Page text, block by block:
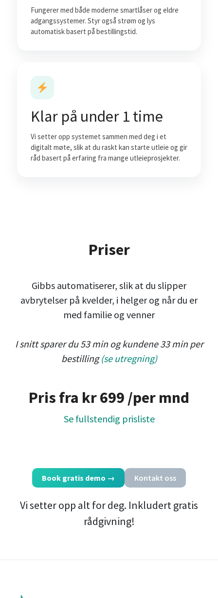
Fungerer med både moderne smartlåser og eldre
adgangssystemer. Styr også strøm og lys
automatisk basert på bestillingstid.
Klar på under 1 time
Vi setter opp systemet sammen med deg i et
digitalt møte, slik at du raskt kan starte utleie og gir
råd basert på erfaring fra mange utleieprosjekter.
Priser
Gibbs automatiserer, slik at du slipper
avbrytelser på kvelder, i helger og når du er
med familie og venner
I snitt sparer du 53 min og kundene 33 min per
bestilling(se utregning)
Pris fra kr 699 /per mnd
Se fullstendig prisliste
Book gratis demo → Kontakt oss
Vi setter opp alt for deg. Inkludert gratis
rådgivning!